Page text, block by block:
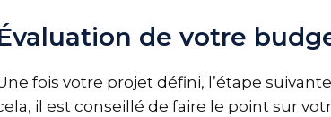
de votre
fois votre projet défini, l’étape
il est conseillé de faire le point sur